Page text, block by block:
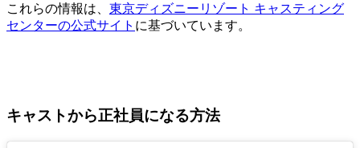
これらの情報は、 東京ディズニーリゾート キャスティング
センターの公式サイト に基づいています。
キャストから正社員になる方法